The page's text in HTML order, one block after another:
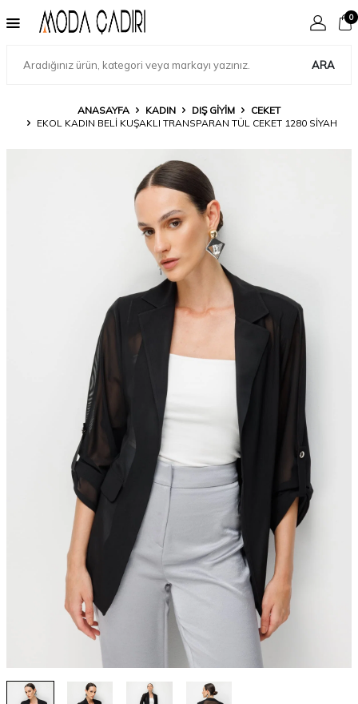
ARA
0
ANASAYFA KADIN DIŞ GIYIM
CEKET
EKOL KADIN BELI KUŞAKLI TRANSPARAN TÜL CEKET 1280 SIYAH